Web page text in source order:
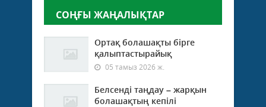
СОҢҒЫ ЖАҢАЛЫҚТАР
Ортақ болашақты бірге
қалыптастырайық
05 тамыз 2026 ж.
Белсенді таңдау – жарқын
болашақтың кепілі